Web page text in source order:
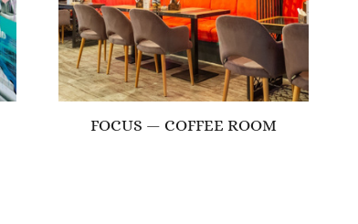
FOCUS — COFFEE ROOM